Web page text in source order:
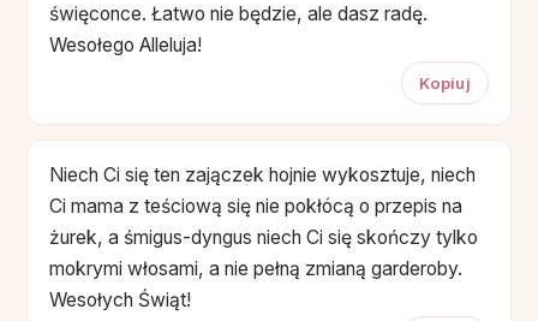
święconce. Łatwo nie będzie, ale dasz radę.
Wesołego Alleluja!
Kopiuj
Niech Ci się ten zajączek hojnie wykosztuje, niech
Ci mama z teściową się nie pokłócą o przepis na
żurek, a śmigus-dyngus niech Ci się skończy tylko
mokrymi włosami, a nie pełną zmianą garderoby.
Wesołych Świąt!